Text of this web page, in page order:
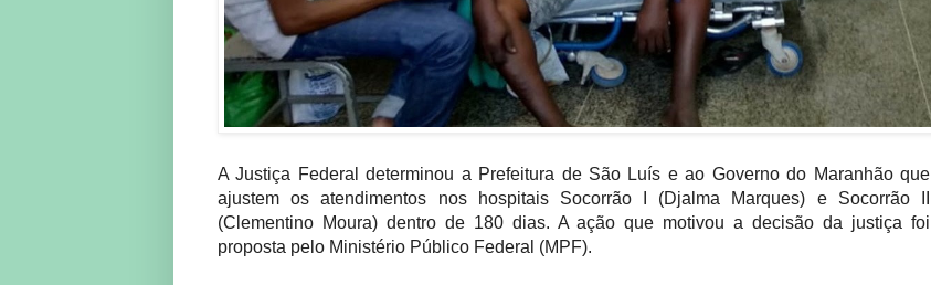
A Justiça Federal determinou a Prefeitura de São Luís e ao Governo do Maranhão que
ajustem os atendimentos nos hospitais Socorrão I (Djalma Marques) e Socorrão II
(Clementino Moura) dentro de 180 dias. A ação que motivou a decisão da justiça foi
proposta pelo Ministério Público Federal (MPF).